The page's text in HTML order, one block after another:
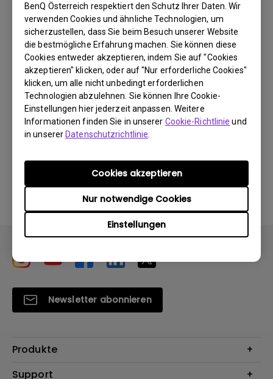
BenQ Österreich respektiert den Schutz Ihrer Daten. Wir
verwenden Cookies und ähnliche Technologien, um
sicherzustellen, dass Sie beim Besuch unserer Website
die bestmögliche Erfahrung machen. Sie können diese
Cookies entweder akzeptieren, indem Sie auf "Cookies
akzeptieren" klicken, oder auf "Nur erforderliche Cookies"
klicken, um alle nicht unbedingt erforderlichen
Technologien abzulehnen. Sie können Ihre Cookie-
Einstellungen hier jederzeit anpassen. Weitere
Informationen finden Sie in unserer Cookie-Richtlinie und
in unsererDatenschutzrichtlinie
Einstellungen
Nur notwendige Cookies
Cookies akzeptieren
BS:Windows7|WindowVista|WinXP
OS Version:
Version:
MP
Update: 2010/09/14
Dateigröße: 22.48 KB
Herunterladen
Durch die Nutzung eines der oben genannten
Softwareprogramme erklären Sie sich mit unseren
Bedingungen derEndbenutzer-Lizenzvereinbarungen
Newsletter abonnieren
Produkte
Beamer
Support